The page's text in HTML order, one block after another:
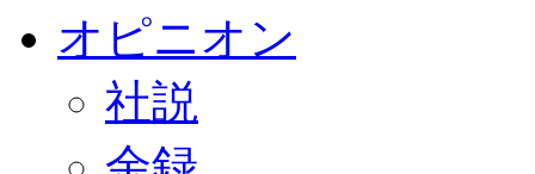
オピニオン
社説